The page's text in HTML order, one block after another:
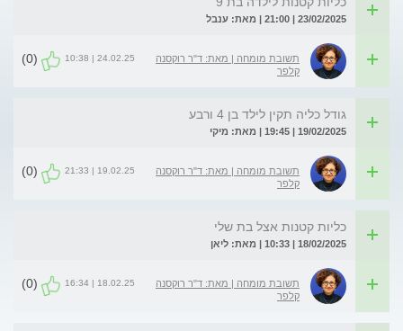
23/02/2025 | 21:00 | מאת: ענבל
תשובת מומחה | מאת: ד"ר רוקסנה
קלפר
24.02.25 | 10:38
(0)
גודל כליה תקין לילד בן 4 ורבע
19/02/2025 | 19:45 | מאת: מיקי
תשובת מומחה | מאת: ד"ר רוקסנה
קלפר
19.02.25 | 21:33
(0)
כליות קטנות אצל בת שלי
18/02/2025 | 10:33 | מאת: ליאן
תשובת מומחה | מאת: ד"ר רוקסנה
קלפר
18.02.25 | 16:34
(0)